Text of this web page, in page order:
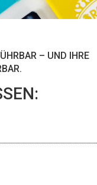
– UND IHRE